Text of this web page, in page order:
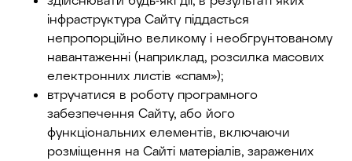
інфраструктура Сайту піддасться
непропорційно великому і необгрунтованому
навантаженні (наприклад, розсилка масових
електронних листів «спам»);
втручатися в роботу програмного
забезпечення Сайту, або його
функціональних елементів, включаючи
розміщення на Сайті матеріалів, заражених